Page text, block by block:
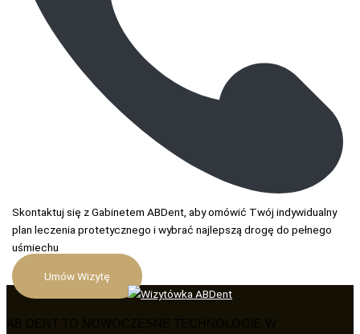
Skontaktuj się z Gabinetem ABDent, aby omówić Twój indywidualny
plan leczenia protetycznego i wybrać najlepszą drogę do pełnego
uśmiechu
Umów Wizytę